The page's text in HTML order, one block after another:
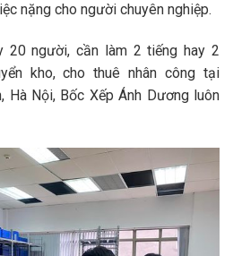
nặng cho người chuyên nghiệp.
20 người, cần làm 2 tiếng hay 2
kho, cho thuê nhân công tại
Hà Nội, Bốc Xếp Ánh Dương luôn